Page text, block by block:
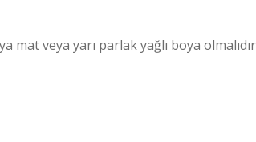
veya yarı parlak yağlı boya